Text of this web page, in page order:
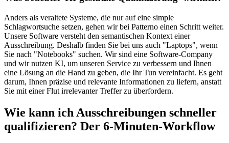
Anders als veraltete Systeme, die nur auf eine simple
Schlagwortsuche setzen, gehen wir bei Patterno einen Schritt weiter.
Unsere Software versteht den semantischen Kontext einer
Ausschreibung. Deshalb finden Sie bei uns auch "Laptops", wenn
Sie nach "Notebooks" suchen. Wir sind eine Software-Company
und wir nutzen KI, um unseren Service zu verbessern und Ihnen
eine Lösung an die Hand zu geben, die Ihr Tun vereinfacht. Es geht
darum, Ihnen präzise und relevante Informationen zu liefern, anstatt
Sie mit einer Flut irrelevanter Treffer zu überfordern.
Wie kann ich Ausschreibungen schneller
qualifizieren? Der 6-Minuten-Workflow